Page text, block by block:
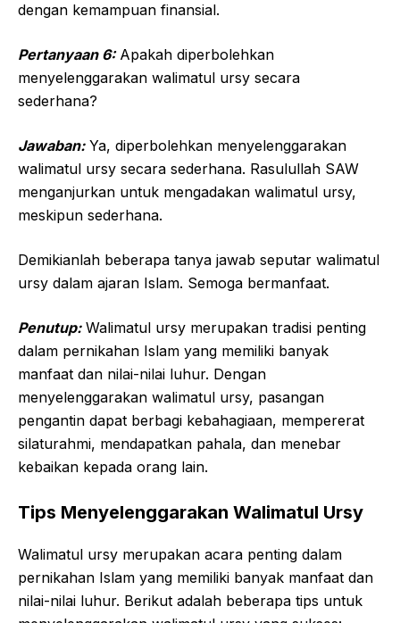
dengan kemampuan finansial.
Pertanyaan 6:Apakah diperbolehkan
menyelenggarakan walimatul ursy secara
sederhana?
Jawaban:Ya, diperbolehkan menyelenggarakan
walimatul ursy secara sederhana. Rasulullah SAW
menganjurkan untuk mengadakan walimatul ursy,
meskipun sederhana.
Demikianlah beberapa tanya jawab seputar walimatul
ursy dalam ajaran Islam. Semoga bermanfaat.
Penutup:Walimatul ursy merupakan tradisi penting
dalam pernikahan Islam yang memiliki banyak
manfaat dan nilai-nilai luhur. Dengan
menyelenggarakan walimatul ursy, pasangan
pengantin dapat berbagi kebahagiaan, mempererat
silaturahmi, mendapatkan pahala, dan menebar
kebaikan kepada orang lain.
Tips Menyelenggarakan Walimatul Ursy
Walimatul ursy merupakan acara penting dalam
pernikahan Islam yang memiliki banyak manfaat dan
nilai-nilai luhur. Berikut adalah beberapa tips untuk